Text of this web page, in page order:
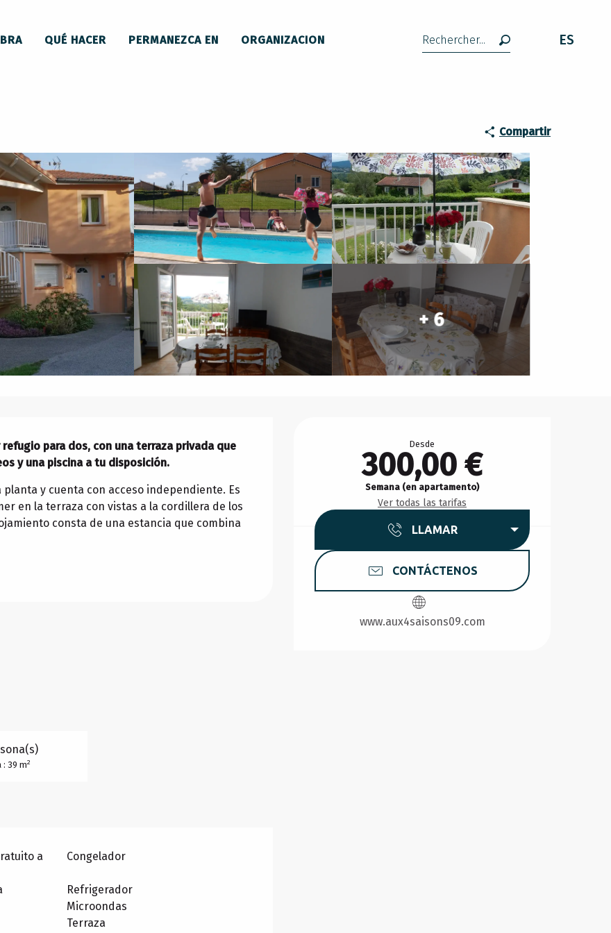
Buscar ES
QUÉ HACER PERMANEZCA EN ORGANIZACION
Compartir
+ 6
Desde
300,00 €
Semana (en apartamento)
Ver todas las tarifas
LLAMAR
CONTÁCTENOS
www.aux4saisons09.com
para dos, con una terraza privada que
y una piscina a tu disposición.
y cuenta con acceso independiente. Es
en la terraza con vistas a la cordillera de los
consta de una estancia que combina
: 39 m2
a
Congelador
Refrigerador
Microondas
Terraza